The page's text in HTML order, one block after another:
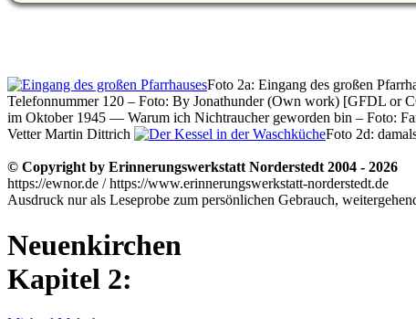
Foto 2a: Eingang des großen
Telefonnummer 120 – Foto: By Jonathunder (Own work) [GFDL or
im Oktober 1945 — Warum ich Nichtraucher geworden bin – Foto:
Vetter Martin Dittrich
Foto 2d:
© Copyright by Erinnerungswerkstatt Norderstedt 2004 - 2026
https://ewnor.de / https://www.erinnerungswerkstatt-norderstedt.de
Ausdruck nur als Leseprobe zum persönlichen Gebrauch,
Neuenkirchen
Kapitel 2: